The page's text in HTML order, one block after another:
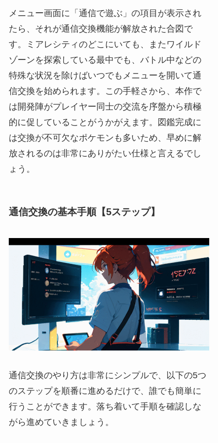
メニュー画面に「通信で遊ぶ」の項目が表示され
たら、それが通信交換機能が解放された合図で
す。ミアレシティのどこにいても、またワイルド
ゾーンを探索している最中でも、バトル中などの
特殊な状況を除けばいつでもメニューを開いて通
信交換を始められます。この手軽さから、本作で
は開発陣がプレイヤー同士の交流を序盤から積極
的に促していることがうかがえます。図鑑完成に
は交換が不可欠なポケモンも多いため、早めに解
放されるのは非常にありがたい仕様と言えるでし
ょう。
通信交換の基本手順【5ステップ】
通信交換のやり方は非常にシンプルで、以下の5つ
のステップを順番に進めるだけで、誰でも簡単に
行うことができます。落ち着いて手順を確認しな
がら進めていきましょう。